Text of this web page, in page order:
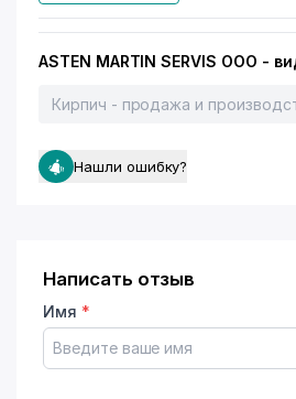
ASTEN MARTIN SERVIS ООО -
Кирпич - продажа и
Нашли ошибку?
Написать отзыв
Имя *